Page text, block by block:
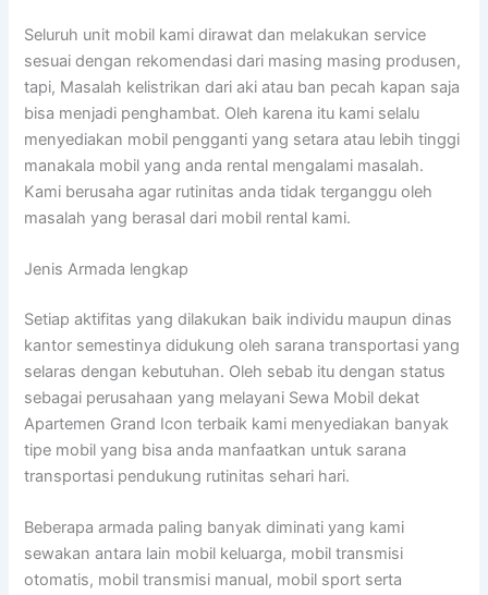
Seluruh unit mobil kami dirawat dan melakukan service
sesuai dengan rekomendasi dari masing masing produsen,
tapi, Masalah kelistrikan dari aki atau ban pecah kapan saja
bisa menjadi penghambat. Oleh karena itu kami selalu
menyediakan mobil pengganti yang setara atau lebih tinggi
manakala mobil yang anda rental mengalami masalah.
Kami berusaha agar rutinitas anda tidak terganggu oleh
masalah yang berasal dari mobil rental kami.
Jenis Armada lengkap
Setiap aktifitas yang dilakukan baik individu maupun dinas
kantor semestinya didukung oleh sarana transportasi yang
selaras dengan kebutuhan. Oleh sebab itu dengan status
sebagai perusahaan yang melayani Sewa Mobil dekat
Apartemen Grand Icon terbaik kami menyediakan banyak
tipe mobil yang bisa anda manfaatkan untuk sarana
transportasi pendukung rutinitas sehari hari.
Beberapa armada paling banyak diminati yang kami
sewakan antara lain mobil keluarga, mobil transmisi
otomatis, mobil transmisi manual, mobil sport serta